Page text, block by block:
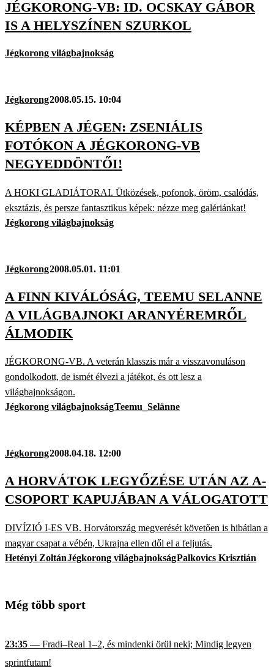
JÉGKORONG-VB: ID. OCSKAY GÁBOR
IS A HELYSZÍNEN SZURKOL
Jégkorong világbajnokság
Jégkorong2008.05.15. 10:04
KÉPBEN A JÉGEN: ZSENIÁLIS
FOTÓKON A JÉGKORONG-VB
NEGYEDDÖNTŐI!
A HOKI GLADIÁTORAI. Ütközések, pofonok, öröm, csalódás,
eksztázis, és persze fantasztikus képek: nézze meg galériánkat!
Jégkorong világbajnokság
Jégkorong2008.05.01. 11:01
A FINN KIVÁLÓSÁG, TEEMU SELANNE
A VILÁGBAJNOKI ARANYÉREMRŐL
ÁLMODIK
JÉGKORONG-VB. A veterán klasszis már a visszavonuláson
gondolkodott, de ismét élvezi a játékot, és ott lesz a
világbajnokságon.
Jégkorong világbajnokságTeemu_Selänne
Jégkorong2008.04.18. 12:00
A HORVÁTOK LEGYŐZÉSE UTÁN AZ A-
CSOPORT KAPUJÁBAN A VÁLOGATOTT
DIVÍZIÓ I-ES VB. Horvátország megverését követően is hibátlan a
magyar csapat a vébén, Ukrajna ellen dől el a feljutás.
Hetényi ZoltánJégkorong világbajnokságPalkovics Krisztián
Még több sport
23:35 — Fradi–Real 1–2, és mindenki örül neki; Mindig legyen
sprintfutam!